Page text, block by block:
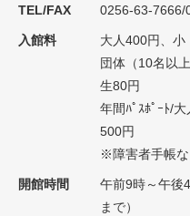
TEL/FAX 0256-63-7666/
入館料
大人400円、小
団体（10名以
生80円
年間ﾊﾟｽﾎﾟｰﾄ/
500円
※障害者手帳
開館時間
午前9時～午後
まで）